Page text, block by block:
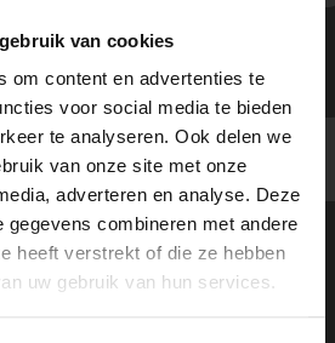
van cookies
om content en advertenties te
voor social media te bieden
te analyseren. Ook delen we
van onze site met onze
adverteren en analyse. Deze
gegevens combineren met andere
heeft verstrekt of die ze hebben
uw gebruik van hun services.